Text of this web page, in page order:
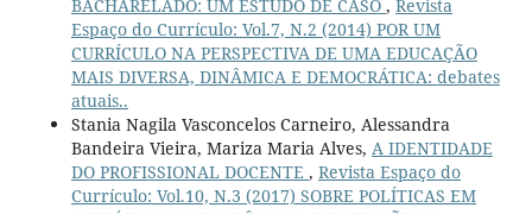
BACHARELADO: UM ESTUDO DE CASO , Revista
Espaço do Currículo: Vol.7, N.2 (2014) POR UM
CURRÍCULO NA PERSPECTIVA DE UMA EDUCAÇÃO
MAIS DIVERSA, DINÂMICA E DEMOCRÁTICA: debates
atuais..
Stania Nagila Vasconcelos Carneiro, Alessandra
Bandeira Vieira, Mariza Maria Alves, A IDENTIDADE
DO PROFISSIONAL DOCENTE , Revista Espaço do
Currículo: Vol.10, N.3 (2017) SOBRE POLÍTICAS EM